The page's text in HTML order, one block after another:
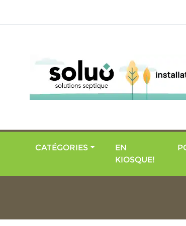
CATÉGORIES
EN
KIOSQUE!